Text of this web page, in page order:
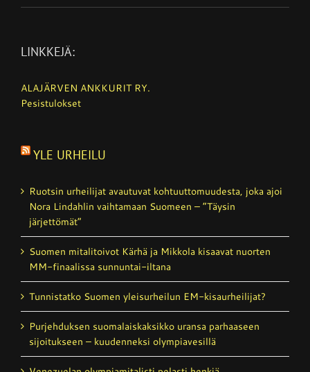
LINKKEJÄ:
ALAJÄRVEN ANKKURIT RY.
Pesistulokset
YLE URHEILU
Ruotsin urheilijat avautuvat kohtuutto­muudesta, joka ajoi
Nora Lindahlin vaihtamaan Suomeen – ”Täysin
järjettömät”
Suomen mitalitoivot Kärhä ja Mikkola kisaavat nuorten
MM-finaalissa sunnuntai-iltana
Tunnistatko Suomen yleisurheilun EM-kisaurheilijat?
Purjehduksen suomalais­kaksikko uransa parhaaseen
sijoitukseen – kuudenneksi olympiavesillä